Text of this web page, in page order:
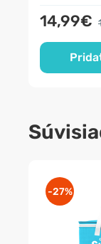
14,99€
-27%